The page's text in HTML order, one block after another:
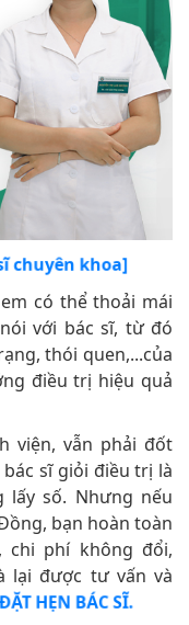
chuyên khoa]
có thể thoải mái
với bác sĩ, từ đó
thói quen,...của
điều trị hiệu quả
viện, vẫn phải đốt
sĩ giỏi điều trị là
lấy số. Nhưng nếu
bạn hoàn toàn
phí không đổi,
lại được tư vấn và
HẸN BÁC SĨ.